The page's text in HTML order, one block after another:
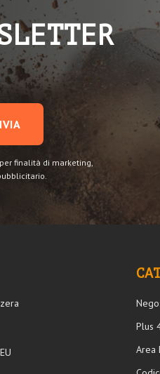
finalità di marketing,
Plus
Area